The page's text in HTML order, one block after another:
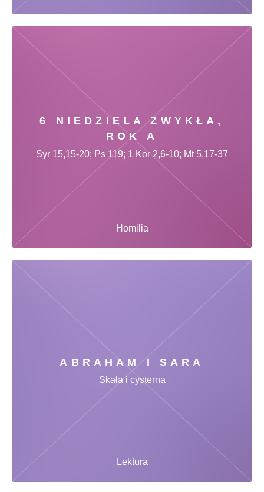
6 NIEDZIELA ZWYKŁA,
ROK A
Homilia
Syr 15,15-20; Ps 119; 1 Kor 2,6-10; Mt 5,17-37
ABRAHAM I SARA
Lektura
Skała i cysterna